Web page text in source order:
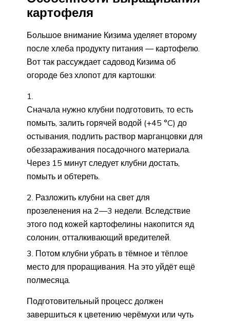
картофеля
Большое внимание Кизима уделяет второму
после хлеба продукту питания — картофелю.
Вот так рассуждает садовод Кизима об
огороде без хлопот для картошки:
Сначала нужно клубни подготовить, то есть
помыть, залить горячей водой (+45 °C) до
остывания, подлить раствор марганцовки для
обеззараживания посадочного материала.
Через 15 минут следует клубни достать,
помыть и обтереть.
Разложить клубни на свет для
прозеленения на 2—3 недели. Вследствие
этого под кожей картофелины накопится яд
солонин, отталкивающий вредителей.
Потом клубни убрать в тёмное и тёплое
место для проращивания. На это уйдёт ещё
полмесяца.
Подготовительный процесс должен
завершиться к цветению черёмухи или чуть